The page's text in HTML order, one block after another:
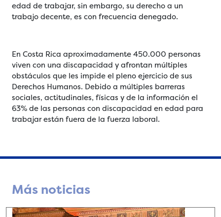
edad de trabajar, sin embargo, su derecho a un
trabajo decente, es con frecuencia denegado.
En Costa Rica aproximadamente 450.000 personas
viven con una discapacidad y afrontan múltiples
obstáculos que les impide el pleno ejercicio de sus
Derechos Humanos. Debido a múltiples barreras
sociales, actitudinales, físicas y de la información el
63% de las personas con discapacidad en edad para
trabajar están fuera de la fuerza laboral.
Más noticias